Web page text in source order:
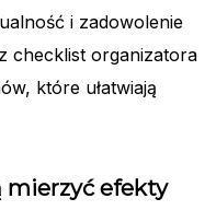
i zadowolenie
checklist organizatora
które ułatwiają
mierzyć efekty